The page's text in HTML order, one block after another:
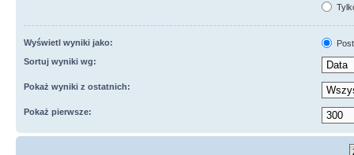
Wyświetl wyniki jako:
Sortuj wyniki wg:
Pokaż wyniki z ostatnich:
Pokaż pierwsze: